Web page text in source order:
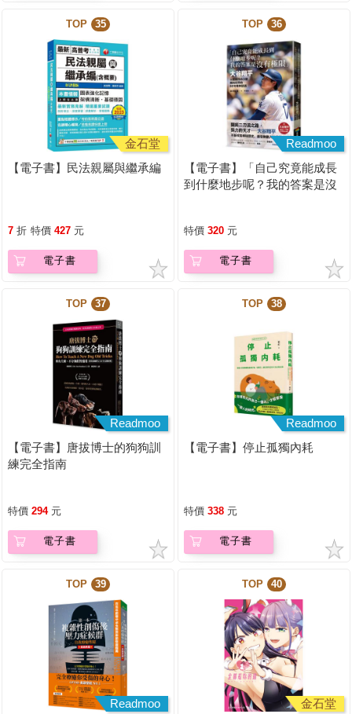
TOP 35
金石堂
【電子書】民法親屬與繼承編
7 折 特價 427 元
電子書
TOP 36
Readmoo
【電子書】「自己究竟能成長
到什麼地步呢？我的答案是沒
特價 320 元
電子書
TOP 37
Readmoo
【電子書】唐拔博士的狗狗訓
練完全指南
特價 294 元
電子書
TOP 38
Readmoo
【電子書】停止孤獨內耗
特價 338 元
電子書
TOP 39
Readmoo
TOP 40
金石堂